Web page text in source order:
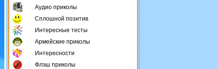
Аудио приколы
Сплошной позитив
Интересные тесты
Армейские приколы
Интересности
Флэш приколы